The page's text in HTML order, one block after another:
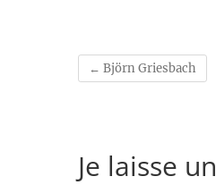
← Björn Griesbach
Je laisse